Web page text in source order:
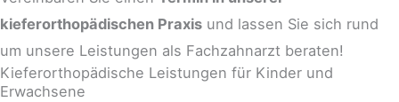
kieferorthopädischen Praxis und lassen Sie sich rund
um unsere Leistungen als Fachzahnarzt beraten!
Kieferorthopädische Leistungen für Kinder und
Erwachsene